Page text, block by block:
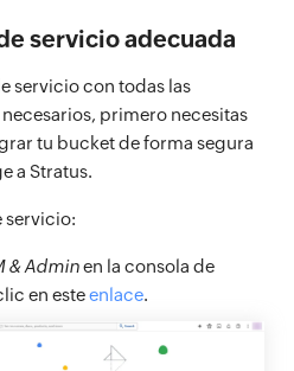
servicio adecuada
servicio con todas las
primero necesitas
tu bucket de forma segura
a Stratus.
servicio:
& Adminen la consola de
en esteenlace.